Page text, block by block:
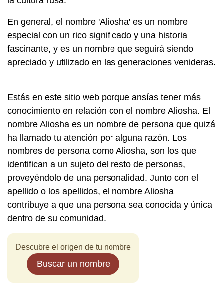
En general, el nombre 'Aliosha' es un nombre
especial con un rico significado y una historia
fascinante, y es un nombre que seguirá siendo
apreciado y utilizado en las generaciones venideras.
Estás en este sitio web porque ansías tener más
conocimiento en relación con el nombre Aliosha. El
nombre Aliosha es un nombre de persona que quizá
ha llamado tu atención por alguna razón. Los
nombres de persona como Aliosha, son los que
identifican a un sujeto del resto de personas,
proveyéndolo de una personalidad. Junto con el
apellido o los apellidos, el nombre Aliosha
contribuye a que una persona sea conocida y única
dentro de su comunidad.
Descubre el origen de tu nombre
Buscar un nombre